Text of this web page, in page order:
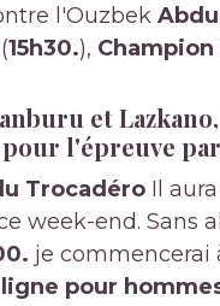
l'Ouzbek
(15h30.),
et
l'épreuve
Trocadéro Il
week-end. Sans
je commencerai
pour